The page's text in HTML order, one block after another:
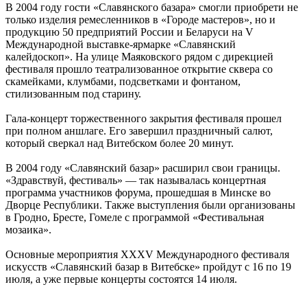
В 2004 году гости «Славянского базара» смогли приобрети не
только изделия ремесленников в «Городе мастеров», но и
продукцию 50 предприятий России и Беларуси на V
Международной выставке-ярмарке «Славянский
калейдоскоп». На улице Маяковского рядом с дирекцией
фестиваля прошло театрализованное открытие сквера со
скамейками, клумбами, подсветками и фонтаном,
стилизованным под старину.
Гала-концерт торжественного закрытия фестиваля прошел
при полном аншлаге. Его завершил праздничный салют,
который сверкал над Витебском более 20 минут.
В 2004 году «Славянский базар» расширил свои границы.
«Здравствуй, фестиваль» — так называлась концертная
программа участников форума, прошедшая в Минске во
Дворце Республики. Также выступления были организованы
в Гродно, Бресте, Гомеле с программой «Фестивальная
мозаика».
Основные мероприятия XXXV Международного фестиваля
искусств «Славянский базар в Витебске» пройдут с 16 по 19
июля, а уже первые концерты состоятся 14 июля.